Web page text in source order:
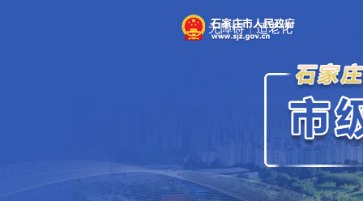
无障碍|适老化